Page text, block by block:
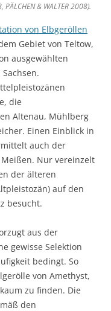
& WALTER 2008).
von Elbgeröllen
Gebiet von Teltow,
ausgewählten
die
Altenau, Mühlberg
Einen Einblick in
auch der
Nur vereinzelt
der älteren
auf den
besucht.
aus der
gewisse Selektion
bedingt. So
von Amethyst,
zu finden. Die
den